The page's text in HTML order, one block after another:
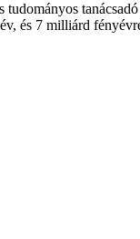
és 7 milliárd